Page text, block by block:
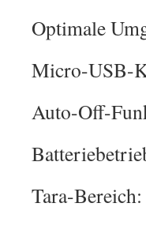
Optimale
Micro-USB-
Auto-Off-
Tara-